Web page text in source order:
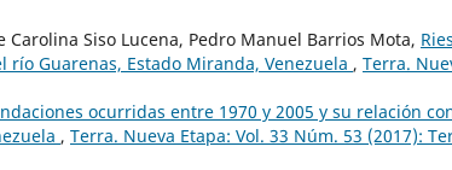
Carolina Siso Lucena, Pedro Manuel Barrios Mota,
Guarenas, Estado Miranda, Venezuela , Terra.
ocurridas entre 1970 y 2005 y su relación
, Terra. Nueva Etapa: Vol. 33 Núm. 53 (2017):